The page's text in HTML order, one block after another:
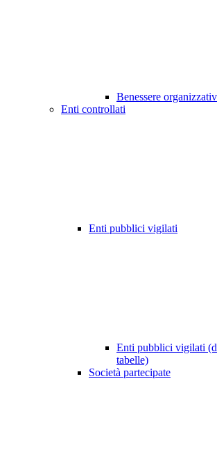
Benessere
Enti controllati
Enti pubblici vigilati
Enti pubblici vigilati
tabelle)
Società partecipate